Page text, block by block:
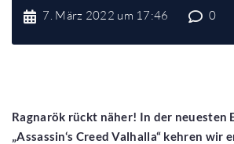
7. März 2022 um 17:46 0
Ragnarök rückt näher! In der neuesten
„Assassin‘s Creed Valhalla“ kehren wir